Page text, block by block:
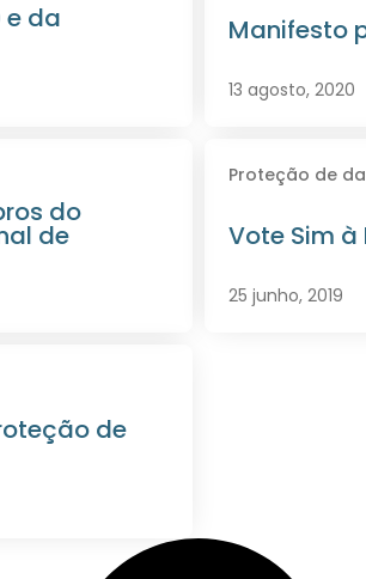
e da Manifesto
13 agosto, 2020
do
de
Proteção de
Vote Sim à
25 junho, 2019
de